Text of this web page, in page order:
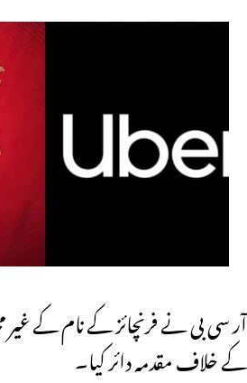
آر سی بی نے فرنچائز کے نام کے غیر
کے خلاف مقدمہ دائر کیا۔